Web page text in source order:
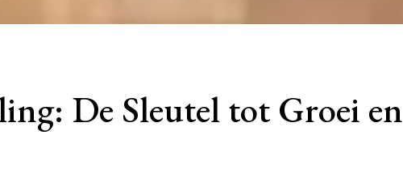
De Sleutel tot Groei en